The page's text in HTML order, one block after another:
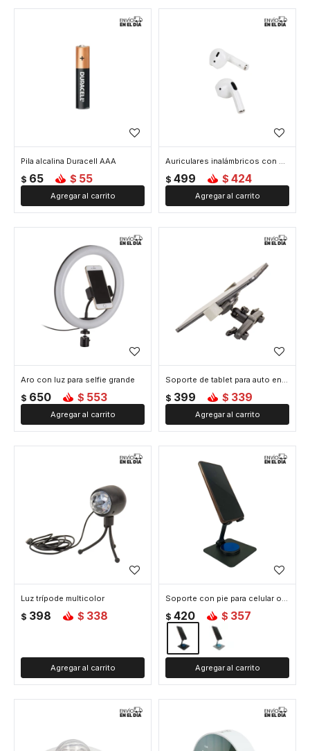
Pila alcalina Duracell AAA
$ 65 $ 55
Auriculares inalámbricos con bluetooth
$ 499 $ 424
Aro con luz para selfie grande
$ 650 $ 553
Soporte de tablet para auto en apoya cabeza
$ 399 $ 339
Luz trípode multicolor
$ 398 $ 338
Soporte con pie para celular o tablet - Negro
$ 420 $ 357